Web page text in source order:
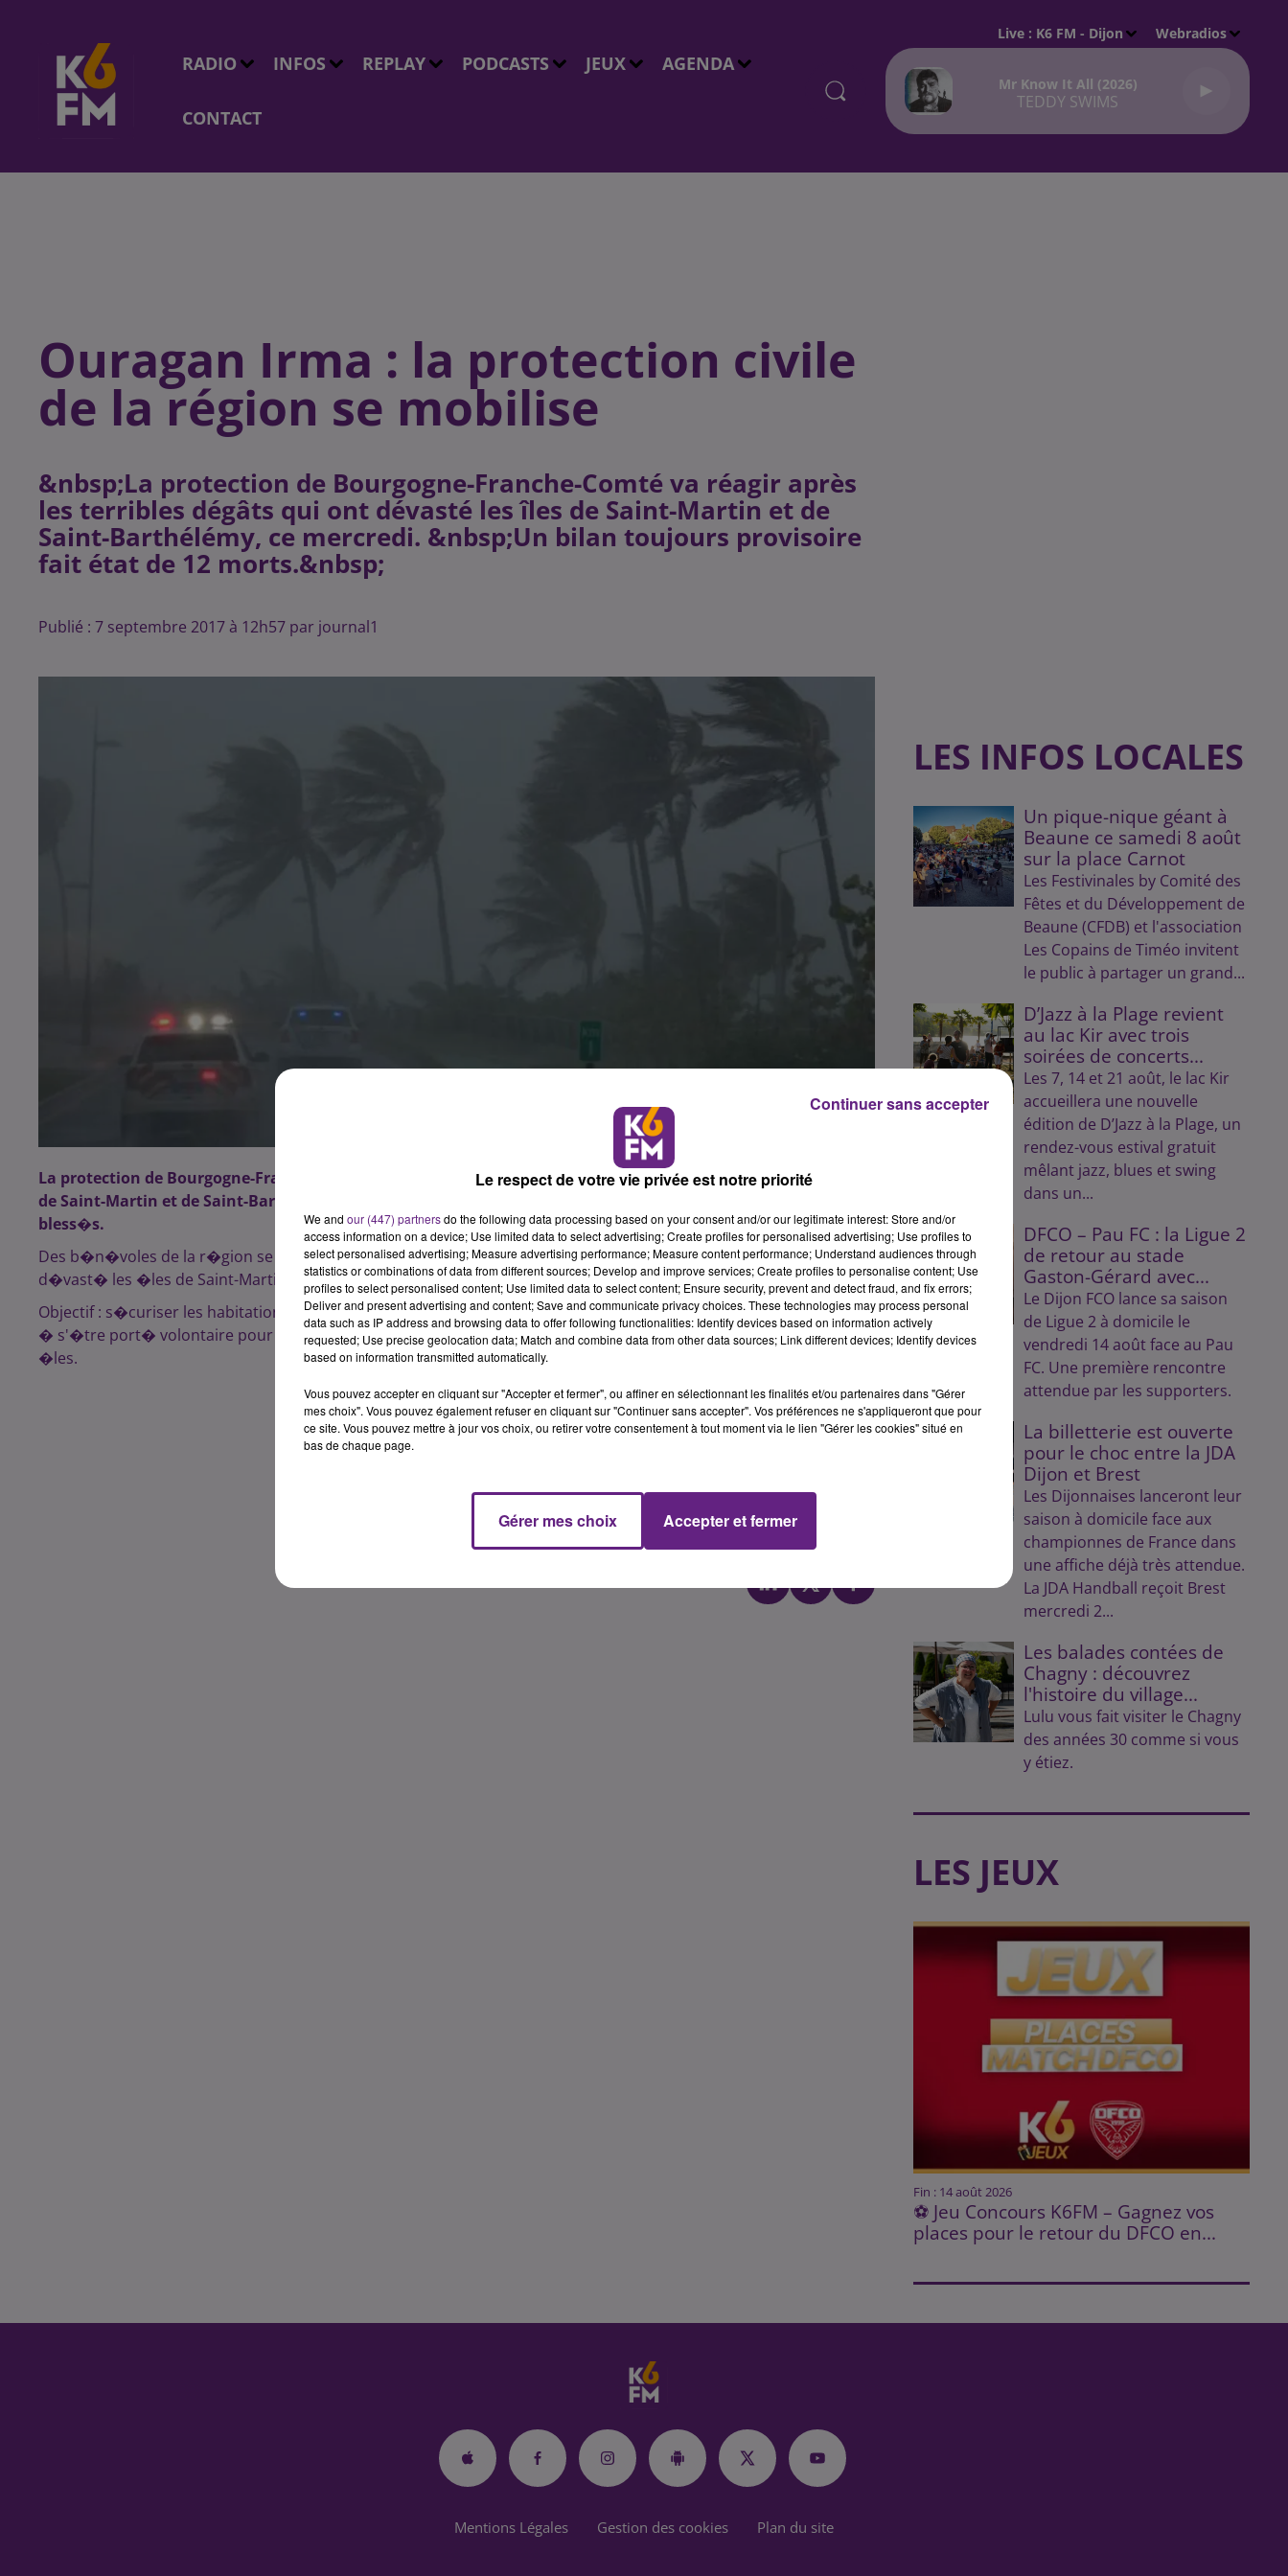
RADIO INFOS REPLAY PODCASTS JEUX AGENDA
CONTACT
Live : K6 FM - Dijon Webradios
Mr Know It All (2026)
TEDDY SWIMS
Ouragan Irma : la protection civile
de la région se mobilise
&nbsp;La protection de Bourgogne-Franche-Comté va réagir après
les terribles dégâts qui ont dévasté les îles de Saint-Martin et de
Saint-Barthélémy, ce mercredi. &nbsp;Un bilan toujours provisoire
Publié : 7 septembre 2017 à 12h57 par journal1
La protection de Bourgogne-Franche-Comt� va r�agir apr�s les terribles d�g�ts qui ont d�vast� les �les
de Saint-Martin et de Saint-Barth�l�my, ce mercredi. Un bilan toujours provisoire fait �tat de 9 morts et 23
bless�s.
Des b�n�voles de la r�gion se pr�parent actuellement pour venir en aide aux sinistr�s de l'Ouragan Irma qui a
d�vast� les �les de Saint-Martin et de Saint-Barth�l�my mercredi.
Objectif : s�curiser les habitations pour permettre aux rescap�s de retrouver leur foyer. Pour l'instant, ils sont 50
� s'�tre port� volontaire pour se rendre sur place. D�s samedi, cinq d'entre eux pourrait rejoindre ces deux
�les.
LES INFOS LOCALES
Un pique-nique géant à
Beaune ce samedi 8 août
sur la place Carnot
Les Festivinales by Comité des
Fêtes et du Développement de
Beaune (CFDB) et l'association
Les Copains de Timéo invitent
le public à partager un grand...
D’Jazz à la Plage revient
au lac Kir avec trois
soirées de concerts...
Les 7, 14 et 21 août, le lac Kir
accueillera une nouvelle
édition de D’Jazz à la Plage, un
rendez-vous estival gratuit
mêlant jazz, blues et swing
dans un...
DFCO – Pau FC : la Ligue 2
de retour au stade
Gaston-Gérard avec...
Le Dijon FCO lance sa saison
de Ligue 2 à domicile le
vendredi 14 août face au Pau
FC. Une première rencontre
attendue par les supporters.
La billetterie est ouverte
pour le choc entre la JDA
Dijon et Brest
Les Dijonnaises lanceront leur
saison à domicile face aux
championnes de France dans
une affiche déjà très attendue.
La JDA Handball reçoit Brest
mercredi 2...
Les balades contées de
Chagny : découvrez
l'histoire du village...
Lulu vous fait visiter le Chagny
des années 30 comme si vous
y étiez.
LES JEUX
Fin : 14 août 2026
⚽ Jeu Concours K6FM – Gagnez vos
places pour le retour du DFCO en...
Mentions Légales Gestion des cookies Plan du site
Le respect de votre vie privée est notre priorité
We and our (447) partnersdo the following data processing based on your consent and/or our legitimate interest: Store and/or
access information on a device; Use limited data to select advertising; Create profiles for personalised advertising; Use profiles to
select personalised advertising; Measure advertising performance; Measure content performance; Understand audiences through
statistics or combinations of data from different sources; Develop and improve services; Create profiles to personalise content; Use
profiles to select personalised content; Use limited data to select content; Ensure security, prevent and detect fraud, and fix errors;
Deliver and present advertising and content; Save and communicate privacy choices. These technologies may process personal
data such as IP address and browsing data to offer following functionalities: Identify devices based on information actively
requested; Use precise geolocation data; Match and combine data from other data sources; Link different devices; Identify devices
based on information transmitted automatically.
Vous pouvez accepter en cliquant sur "Accepter et fermer", ou affiner en sélectionnant les finalités et/ou partenaires dans "Gérer
mes choix". Vous pouvez également refuser en cliquant sur "Continuer sans accepter". Vos préférences ne s'appliqueront que pour
ce site. Vous pouvez mettre à jour vos choix, ou retirer votre consentement à tout moment via le lien "Gérer les cookies" situé en
bas de chaque page.
Gérer mes choix Accepter et fermer
Continuer sans accepter